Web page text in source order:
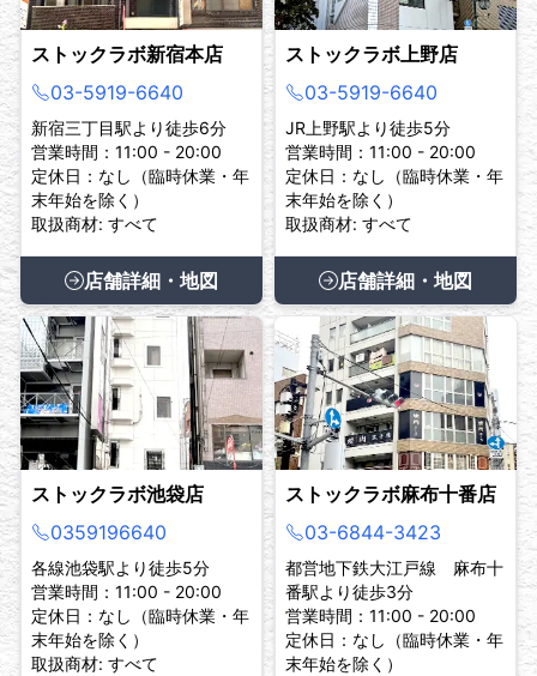
ストックラボ新宿本店
03-5919-6640
新宿三丁目駅より徒歩6分
営業時間：11:00 - 20:00
定休日：なし（臨時休業・年
末年始を除く）
取扱商材: すべて
店舗詳細・地図
ストックラボ上野店
03-5919-6640
JR上野駅より徒歩5分
営業時間：11:00 - 20:00
定休日：なし（臨時休業・年
末年始を除く）
取扱商材: すべて
店舗詳細・地図
ストックラボ池袋店
0359196640
各線池袋駅より徒歩5分
営業時間：11:00 - 20:00
定休日：なし（臨時休業・年
末年始を除く）
取扱商材: すべて
ストックラボ麻布十番店
03-6844-3423
都営地下鉄大江戸線 麻布十
番駅より徒歩3分
営業時間：11:00 - 20:00
定休日：なし（臨時休業・年
末年始を除く）